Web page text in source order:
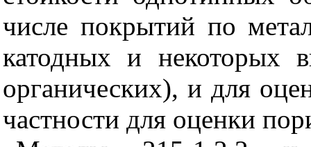
числе покрытий по
катодных и некоторых
органических), и для
частности для оценки